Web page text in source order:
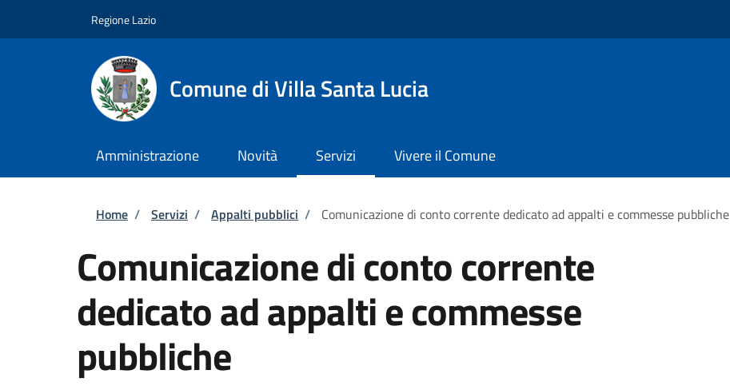
Regione Lazio
Comune di Villa Santa Lucia
Amministrazione Novità Servizi Vivere il Comune
Briciole di pane
Home / Servizi / Appalti pubblici / Comunicazione di conto corrente dedicato ad appalti e commesse pubbliche
Comunicazione di conto corrente
dedicato ad appalti e commesse
pubbliche